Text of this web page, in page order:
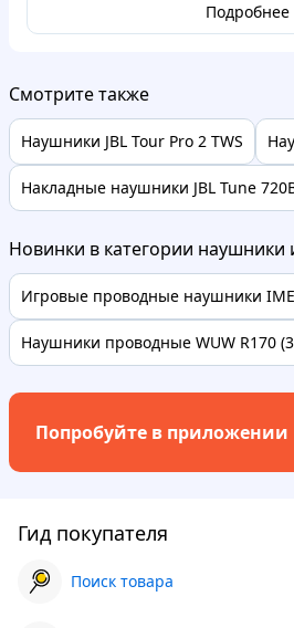
Подробнее
Смотрите также
Наушники JBL Tour Pro 2 TWS
Накладные наушники JBL Tune
Новинки в категории наушники
Игровые проводные наушники
Наушники проводные WUW R170
Попробуйте в приложении
Гид покупателя
Поиск товара